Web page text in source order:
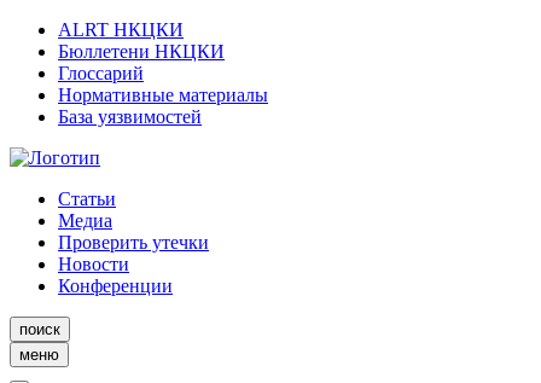
ALRT НКЦКИ
Бюллетени НКЦКИ
Глоссарий
Нормативные материалы
База уязвимостей
Статьи
Медиа
Проверить утечки
Новости
Конференции
поиск
меню